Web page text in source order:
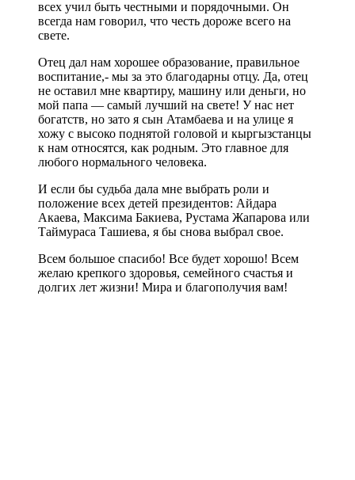
всех учил быть честными и порядочными. Он
всегда нам говорил, что честь дороже всего на
свете.
Отец дал нам хорошее образование, правильное
воспитание,- мы за это благодарны отцу. Да, отец
не оставил мне квартиру, машину или деньги, но
мой папа — самый лучший на свете! У нас нет
богатств, но зато я сын Атамбаева и на улице я
хожу с высоко поднятой головой и кыргызстанцы
к нам относятся, как родным. Это главное для
любого нормального человека.
И если бы судьба дала мне выбрать роли и
положение всех детей президентов: Айдара
Акаева, Максима Бакиева, Рустама Жапарова или
Таймураса Ташиева, я бы снова выбрал свое.
Всем большое спасибо! Все будет хорошо! Всем
желаю крепкого здоровья, семейного счастья и
долгих лет жизни! Мира и благополучия вам!